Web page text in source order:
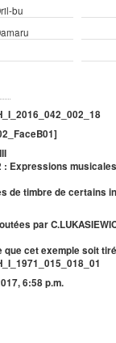
bu
: Expressions
de timbre de certains
par
que cet exemple soit
6:58 p.m.